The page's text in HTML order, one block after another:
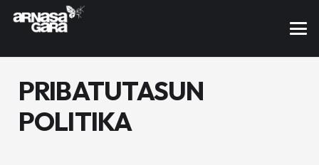
PRIBATUTASUN
POLITIKA